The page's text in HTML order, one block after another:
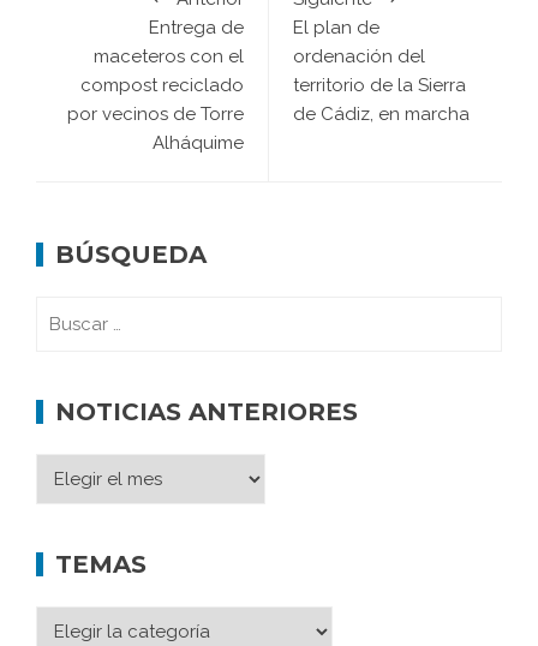
Entrega de
maceteros con el
compost reciclado
por vecinos de Torre
Alháquime
El plan de
ordenación del
territorio de la Sierra
de Cádiz, en marcha
BÚSQUEDA
NOTICIAS ANTERIORES
TEMAS